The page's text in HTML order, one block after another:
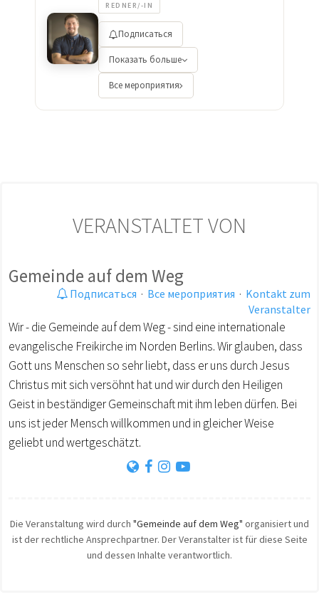
REDNER/-IN
Подписаться
Показать больше
Все мероприятия
VERANSTALTET VON
Gemeinde auf dem Weg
Подписаться · Все мероприятия · Kontakt zum
Veranstalter
Wir - die Gemeinde auf dem Weg - sind eine internationale
evangelische Freikirche im Norden Berlins. Wir glauben, dass
Gott uns Menschen so sehr liebt, dass er uns durch Jesus
Christus mit sich versöhnt hat und wir durch den Heiligen
Geist in beständiger Gemeinschaft mit ihm leben dürfen. Bei
uns ist jeder Mensch willkommen und in gleicher Weise
geliebt und wertgeschätzt.
Die Veranstaltung wird durch "Gemeinde auf dem Weg" organisiert und
ist der rechtliche Ansprechpartner. Der Veranstalter ist für diese Seite
und dessen Inhalte verantwortlich.